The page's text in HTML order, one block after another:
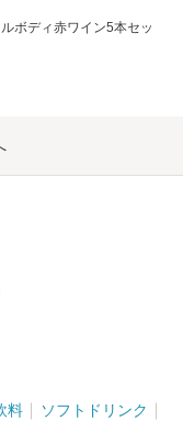
ボディ赤ワイン5本セッ
料 ソフトドリンク